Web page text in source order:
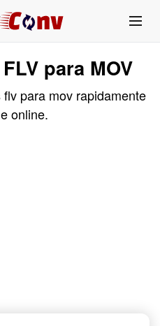
para MOV
para mov rapidamente
online.